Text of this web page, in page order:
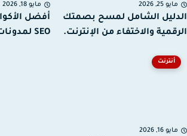
25, 2026
الشامل لمسح بصمتك
والاختفاء من الإنترنت.
مايو 18, 2026
أفضل
SEO لمدونات بلوجر.
أنترنت
16, 2026